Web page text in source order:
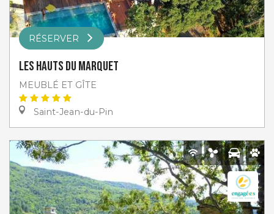
RÉSERVER
Les Hauts du Marquet
MEUBLÉ ET GÎTE
Saint-Jean-du-Pin